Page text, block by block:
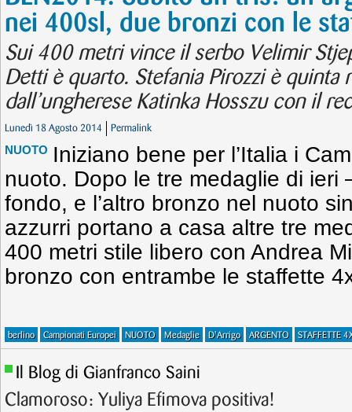
nei 400sl, due bronzi con le
Sui 400 metri vince il serbo Velimir
Detti è quarto. Stefania Pirozzi è quinta
dall’ungherese Katinka Hosszu con il
Lunedì 18 Agosto 2014 Permalink
NUOTO Iniziano bene per l’Italia i
nuoto. Dopo le tre medaglie di ieri
fondo, e l’altro bronzo nel nuoto
azzurri portano a casa altre tre
400 metri stile libero con Andrea
bronzo con entrambe le staffette
berlino Campionati Europei NUOTO Medaglie D'Arrigo ARGENTO STAFFETTE
Il Blog di Gianfranco Saini
Clamoroso: Yuliya Efimova positiva!